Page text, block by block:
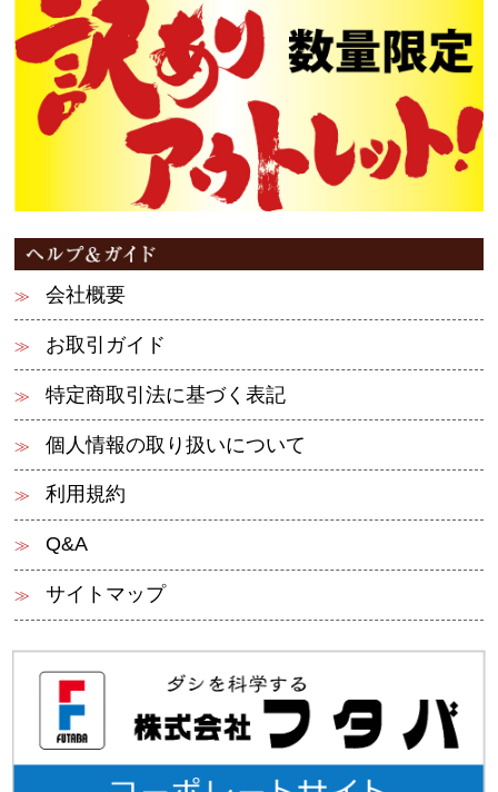
会社概要
お取引ガイド
特定商取引法に基づく表記
個人情報の取り扱いについて
利用規約
Q&A
サイトマップ